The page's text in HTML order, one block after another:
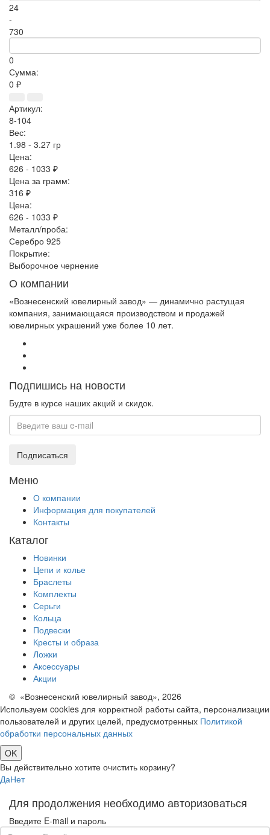
24
-
730
0
Сумма:
0 ₽
Артикул:
8-104
Вес:
1.98 - 3.27 гр
Цена:
626 - 1033 ₽
Цена за грамм:
316 ₽
Цена:
626 - 1033 ₽
Металл/проба:
Серебро 925
Покрытие:
Выборочное чернение
О компании
«Вознесенский ювелирный завод» — динамично растущая
компания, занимающаяся производством и продажей
ювелирных украшений уже более 10 лет.
Подпишись на новости
Будте в курсе наших акций и скидок.
Подписаться
Меню
О компании
Информация для покупателей
Контакты
Каталог
Новинки
Цепи и колье
Браслеты
Комплекты
Серьги
Кольца
Подвески
Кресты и образа
Ложки
Аксессуары
Акции
© «Вознесенский ювелирный завод», 2026
Используем cookies для корректной работы сайта, персонализации
пользователей и других целей, предусмотренных Политикой
обработки персональных данных
OK
Вы действительно хотите очистить корзину?
ДаНет
Для продолжения необходимо авторизоваться
Введите E-mail и пароль